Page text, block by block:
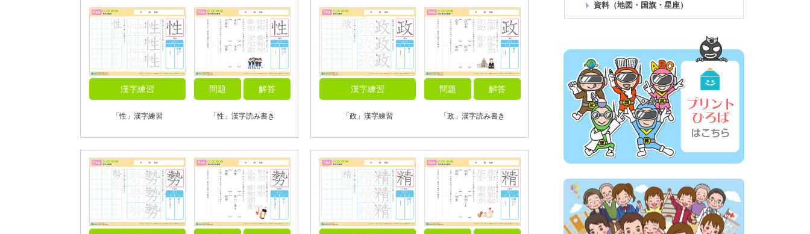
漢字練習
「性」漢字練習
問題 解答
「性」漢字読み書き
漢字練習
「政」漢字練習
問題 解答
「政」漢字読み書き
資料（地図・国旗・星座）